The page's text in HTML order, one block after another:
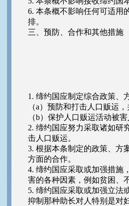
6. 本条概不影响任何可适用
排。
三、预防、合作和其他措施
1. 缔约国应制定综合政策、
（a）预防和打击人口贩运
（b）保护人口贩运活动被
2. 缔约国应努力采取诸如研
击人口贩运。
3. 根据本条制定的政策、方
方面的合作。
4. 缔约国应采取或加强措施
害的各种因素，例如贫困、
5. 缔约国应采取或加强立法
抑制那种助长对人特别是对